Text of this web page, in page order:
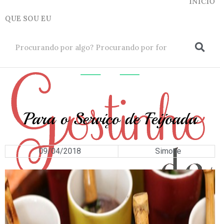
QUE SOU EU
Para o Serviço de Feijoada
09/04/2018 Simone